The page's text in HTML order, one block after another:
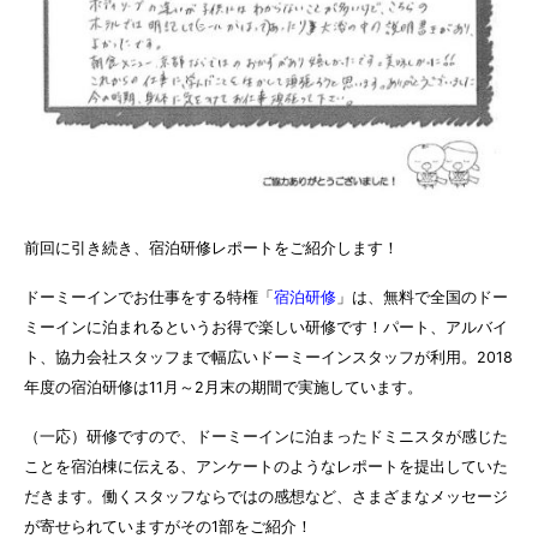
前回に引き続き、宿泊研修レポートをご紹介します！
ドーミーインでお仕事をする特権「 宿泊研修 」は、無料で全国のドー
ミーインに泊まれるというお得で楽しい研修です！パート、アルバイ
ト、協力会社スタッフまで幅広いドーミーインスタッフが利用。2018
年度の宿泊研修は11月～2月末の期間で実施しています。
（一応）研修ですので、ドーミーインに泊まったドミニスタが感じた
ことを宿泊棟に伝える、アンケートのようなレポートを提出していた
だきます。働くスタッフならではの感想など、さまざまなメッセージ
が寄せられていますがその1部をご紹介！